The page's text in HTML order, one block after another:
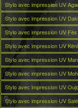
Stylo avec impression UV
Stylo avec impression UV
Stylo avec impression UV Fès
Stylo avec impression UV
Stylo avec impression UV
Stylo avec impression UV
Stylo avec impression UV
Stylo avec impression UV Salé